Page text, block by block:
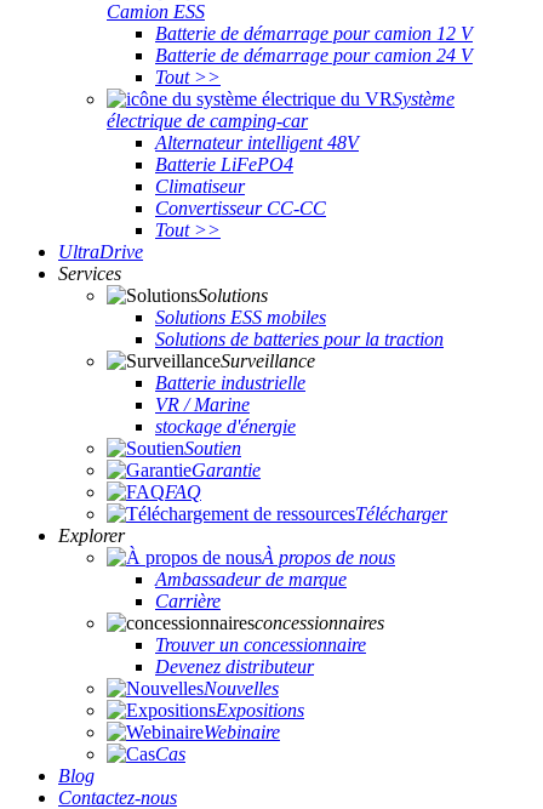
Camion ESS
Batterie de démarrage pour camion 12 V
Batterie de démarrage pour camion 24 V
Tout >>
Système
électrique de camping-car
Alternateur intelligent 48V
Batterie LiFePO4
Climatiseur
Convertisseur CC-CC
Tout >>
UltraDrive
Services
Solutions
Solutions ESS mobiles
Solutions de batteries pour la traction
Surveillance
Batterie industrielle
VR / Marine
stockage d'énergie
Soutien
Garantie
FAQ
Télécharger
Explorer
À propos de nous
Ambassadeur de marque
Carrière
concessionnaires
Trouver un concessionnaire
Devenez distributeur
Nouvelles
Expositions
Webinaire
Cas
Blog
Contactez-nous